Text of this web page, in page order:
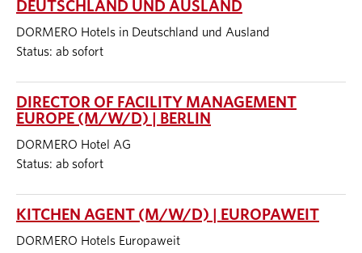
DEUTSCHLAND UND AUSLAND
DORMERO Hotels in Deutschland und Ausland
Status: ab sofort
DIRECTOR OF FACILITY MANAGEMENT
EUROPE (M/W/D) | BERLIN
DORMERO Hotel AG
Status: ab sofort
KITCHEN AGENT (M/W/D) | EUROPAWEIT
DORMERO Hotels Europaweit